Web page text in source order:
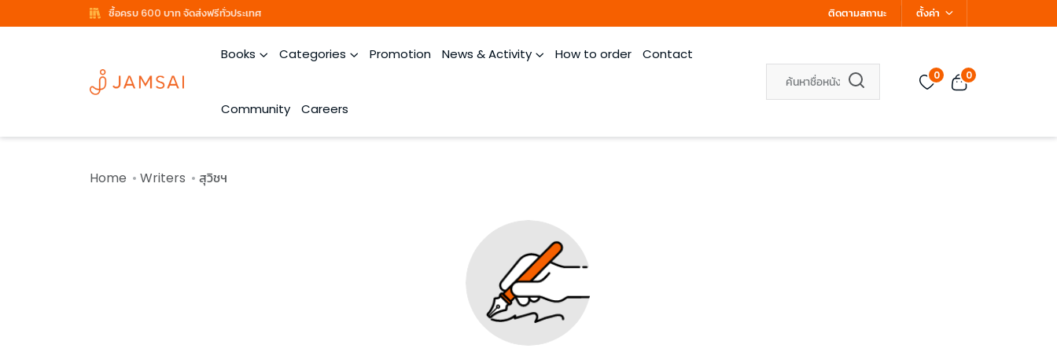
ซื้อครบ 600 บาท จัดส่งฟรีทั่วประเทศ ติดตามสถานะ ตั้งค่า
Books Categories Promotion News & Activity How to order Contact
Community Careers
0 0
Home Writers สุวิชฯ